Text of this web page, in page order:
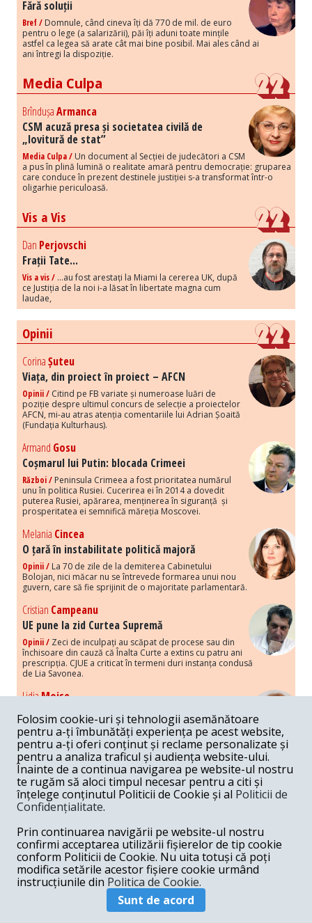
Fără soluții
Bref / Domnule, când cineva îți dă 770 de mil. de euro
pentru o lege (a salarizării), păi îți aduni toate mințile
astfel ca legea să arate cât mai bine posibil. Mai ales când ai
ani întregi la dispoziție.
Media Culpa
BrîndușaArmanca
CSM acuză presa și societatea civilă de
„lovitură de stat”
Media Culpa / Un document al Secției de judecători a CSM
a pus în plină lumină o realitate amară pentru democrație: gruparea
care conduce în prezent destinele justiției s-a transformat într-o
oligarhie periculoasă.
Vis a Vis
Dan Perjovschi
Frații Tate...
Vis a vis / ...au fost arestați la Miami la cererea UK, după
ce Justiția de la noi i-a lăsat în libertate magna cum
laudae,
Opinii
CorinaȘuteu
Viața, din proiect în proiect – AFCN
Opinii / Citind pe FB variate și numeroase luări de
poziție despre ultimul concurs de selecție a proiectelor
AFCN, mi-au atras atenția comentariile lui Adrian Șoaită
(Fundația Kulturhaus).
Armand Gosu
Coșmarul lui Putin: blocada Crimeei
Război / Peninsula Crimeea a fost prioritatea numărul
unu în politica Rusiei. Cucerirea ei în 2014 a dovedit
puterea Rusiei, apărarea, menținerea în siguranță și
prosperitatea ei semnifică măreția Moscovei.
Melania Cincea
O țară în instabilitate politică majoră
Opinii / La 70 de zile de la demiterea Cabinetului
Bolojan, nici măcar nu se întrevede formarea unui nou
guvern, care să fie sprijinit de o majoritate parlamentară.
Cristian Campeanu
UE pune la zid Curtea Supremă
Opinii / Zeci de inculpați au scăpat de procese sau din
închisoare din cauză că Înalta Curte a extins cu patru ani
prescripția. CJUE a criticat în termeni duri instanța condusă
de Lia Savonea.
LidiaMoise
Costurile economice ale haosului politic
Opinii / Economia nu poate rezista cu retorica falsă a
susținerii intereselor poporului, care, de fapt, ascunde
obsesia menținerii privilegiilor și a averilor unor caste.
Melania Cincea
Noi puseuri de xenofobie din partea românilor
„neaoși”
Periodic, în spațiul public sunt voci care lansează
mesaje xenofobe la adresa câte unui politician care deranjează un
anumit grup politico-mediatic, într-un anumit moment.
ArmandGosu
Unirea cu Moldova: modele istorice
Unirea cu Moldova depinde de intensitatea
amenințării haosului și anarhiei de dincolo de Nistru.
Folosim cookie-uri și tehnologii asemănătoare
pentru a-ți îmbunătăți experiența pe acest website,
pentru a-ți oferi conținut și reclame personalizate și
pentru a analiza traficul și audiența website-ului.
Înainte de a continua navigarea pe website-ul nostru
te rugăm să aloci timpul necesar pentru a citi și
înțelege conținutul Politicii de Cookie și al Politicii de
Confidențialitate.
Prin continuarea navigării pe website-ul nostru
confirmi acceptarea utilizării fișierelor de tip cookie
conform Politicii de Cookie. Nu uita totuși că poți
modifica setările acestor fișiere cookie urmând
instrucțiunile din Politica de Cookie.
Sunt de acord